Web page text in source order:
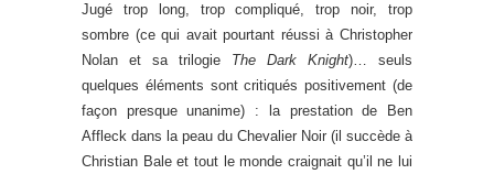
Jugé trop long, trop compliqué, trop noir, trop
sombre (ce qui avait pourtant réussi à Christopher
Nolan et sa trilogie The Dark Knight)… seuls
quelques éléments sont critiqués positivement (de
façon presque unanime) : la prestation de Ben
Affleck dans la peau du Chevalier Noir (il succède à
Christian Bale et tout le monde craignait qu’il ne lui